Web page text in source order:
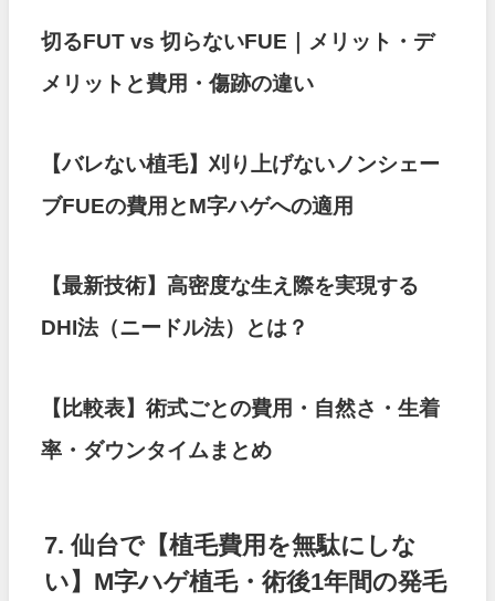
切るFUT vs 切らないFUE｜メリット・デ
メリットと費用・傷跡の違い
【バレない植毛】刈り上げないノンシェー
ブFUEの費用とM字ハゲへの適用
【最新技術】高密度な生え際を実現する
DHI法（ニードル法）とは？
【比較表】術式ごとの費用・自然さ・生着
率・ダウンタイムまとめ
7. 仙台で【植毛費用を無駄にしな
い】M字ハゲ植毛・術後1年間の発毛